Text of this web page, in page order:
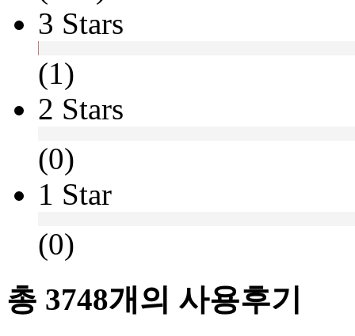
3 Stars
(1)
2 Stars
(0)
1 Star
(0)
총 3748개의 사용후기